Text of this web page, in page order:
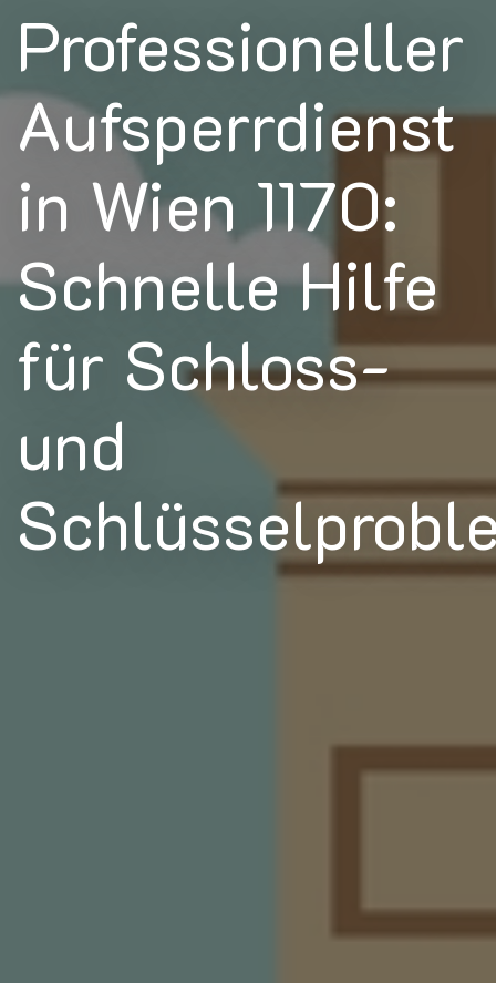
Professioneller
Aufsperrdienst
in Wien 1170:
Schnelle Hilfe
für Schloss-
und